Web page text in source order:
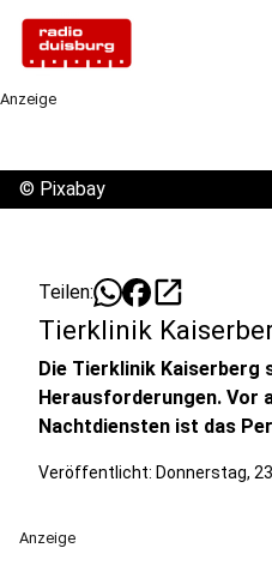
Anzeige
© Pixabay
Teilen: open_in_new
Tierklinik
Die Tierklinik Kaiserberg
Herausforderungen. Vor
Nachtdiensten ist das
Veröffentlicht: Donnerstag,
Anzeige